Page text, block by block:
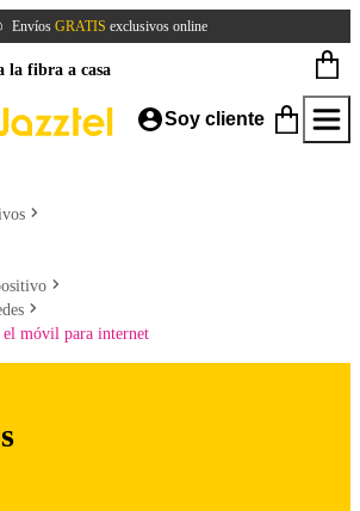
Envíos GRATIS exclusivos online
la fibra a casa
Soy cliente
móvil para internet